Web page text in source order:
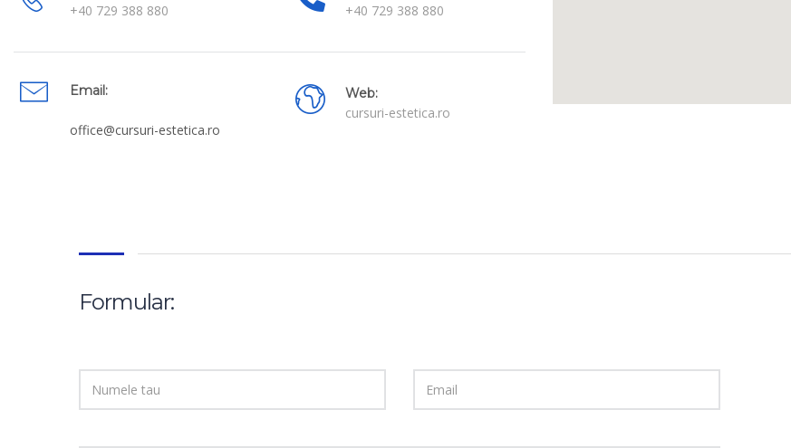
+40 729 388 880 +40 729 388 880
Email:
office@cursuri-estetica.ro
Web:
cursuri-estetica.ro
Formular: